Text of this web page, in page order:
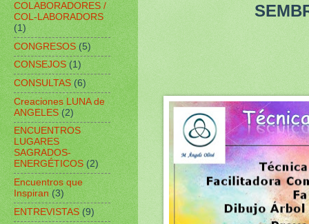
COLABORADORES /
COL-LABORADORS
(1)
CONGRESOS (5)
CONSEJOS (1)
CONSULTAS (6)
Creaciones LUNA de
ANGELES (2)
ENCUENTROS
LUGARES
SAGRADOS-
ENERGÉTICOS (2)
Encuentros que
Inspiran (3)
ENTREVISTAS (9)